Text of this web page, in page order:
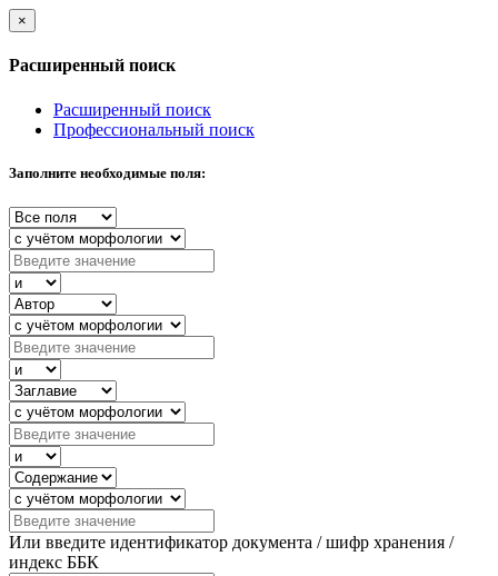
×
Расширенный поиск
Расширенный поиск
Профессиональный поиск
Заполните необходимые поля:
Или введите идентификатор документа / шифр хранения /
индекс ББК